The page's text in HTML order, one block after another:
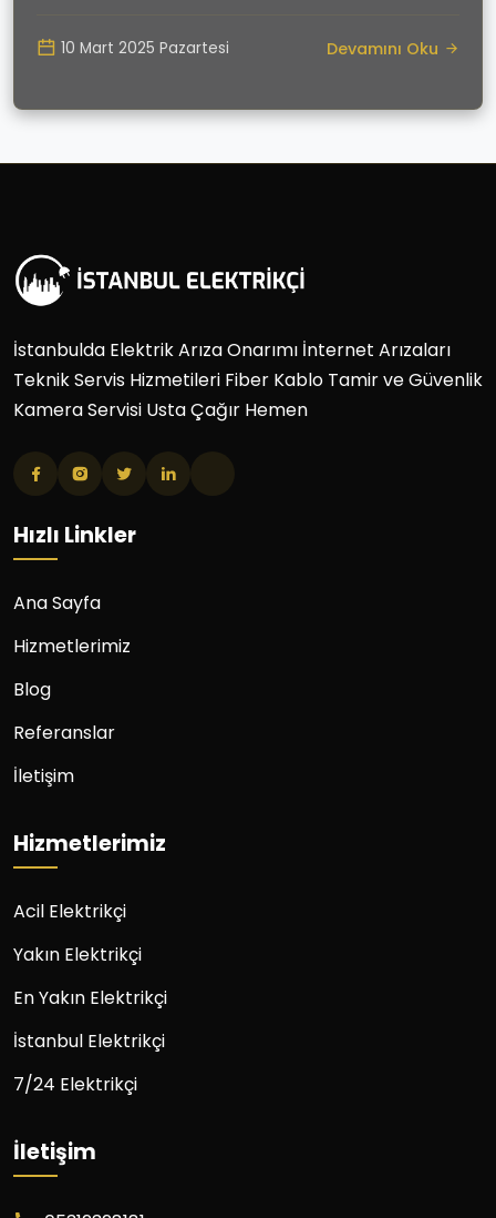
10 Mart 2025 Pazartesi Devamını Oku
İstanbulda Elektrik Arıza Onarımı İnternet Arızaları
Teknik Servis Hizmetileri Fiber Kablo Tamir ve Güvenlik
Kamera Servisi Usta Çağır Hemen
Hızlı Linkler
Ana Sayfa
Hizmetlerimiz
Blog
Referanslar
İletişim
Hizmetlerimiz
Acil Elektrikçi
Yakın Elektrikçi
En Yakın Elektrikçi
İstanbul Elektrikçi
7/24 Elektrikçi
İletişim